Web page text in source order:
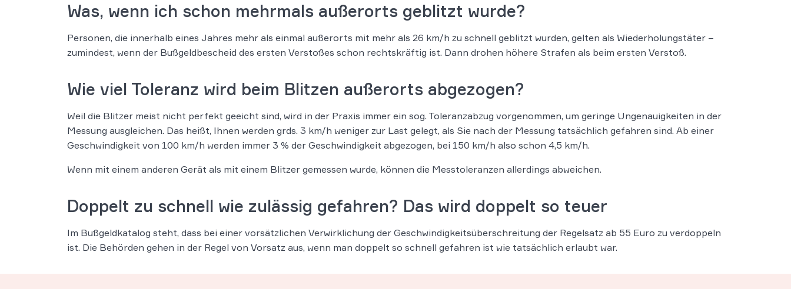
Was, wenn ich schon mehrmals außerorts geblitzt wurde?
Personen, die innerhalb eines Jahres mehr als einmal außerorts mit mehr als 26 km/h zu schnell geblitzt wurden, gelten als Wiederholungstäter –
zumindest, wenn der Bußgeldbescheid des ersten Verstoßes schon rechtskräftig ist. Dann drohen höhere Strafen als beim ersten Verstoß.
Wie viel Toleranz wird beim Blitzen außerorts abgezogen?
Weil die Blitzer meist nicht perfekt geeicht sind, wird in der Praxis immer ein sog. Toleranzabzug vorgenommen, um geringe Ungenauigkeiten in der
Messung ausgleichen. Das heißt, Ihnen werden grds. 3 km/h weniger zur Last gelegt, als Sie nach der Messung tatsächlich gefahren sind. Ab einer
Geschwindigkeit von 100 km/h werden immer 3 % der Geschwindigkeit abgezogen, bei 150 km/h also schon 4,5 km/h.
Wenn mit einem anderen Gerät als mit einem Blitzer gemessen wurde, können die Messtoleranzen allerdings abweichen.
Doppelt zu schnell wie zulässig gefahren? Das wird doppelt so teuer
Im Bußgeldkatalog steht, dass bei einer vorsätzlichen Verwirklichung der Geschwindigkeitsüberschreitung der Regelsatz ab 55 Euro zu verdoppeln
ist. Die Behörden gehen in der Regel von Vorsatz aus, wenn man doppelt so schnell gefahren ist wie tatsächlich erlaubt war.